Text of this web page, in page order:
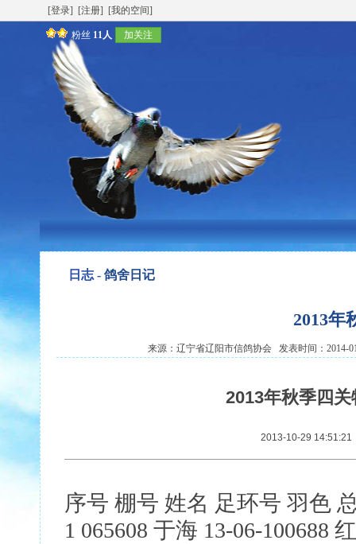
[登录] [注册] [我的空间]
粉丝 11人 加关注
日志 - 鸽舍日记
2013年
来源：辽宁省辽阳市信鸽协会 发表时间：2014-
2013年秋季四
2013-10-29
序号 棚号 姓名 足环号 羽色
1 065608 于海 13-06-100688